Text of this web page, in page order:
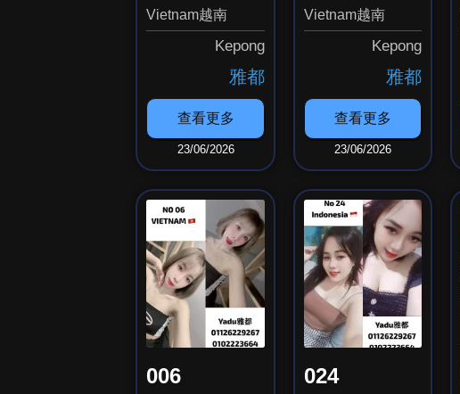
Vietnam越南
Kepong
雅都
查看更多
23/06/2026
Vietnam越南
Kepong
雅都
查看更多
23/06/2026
006 024